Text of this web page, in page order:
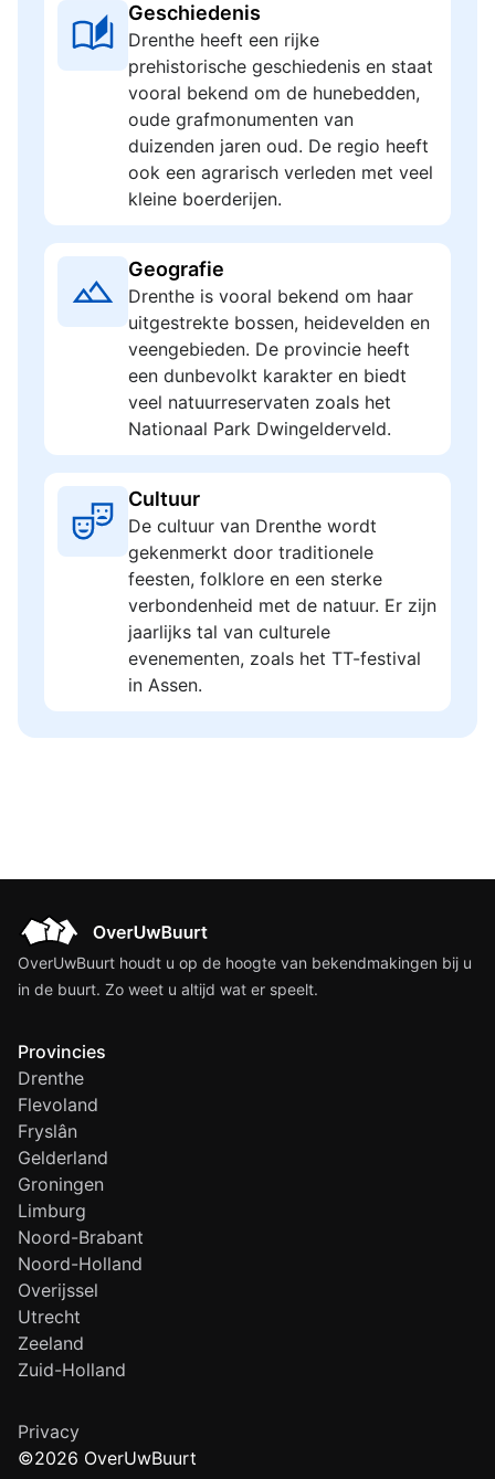
Geschiedenis
Drenthe heeft een rijke
prehistorische geschiedenis en staat
vooral bekend om de hunebedden,
oude grafmonumenten van
duizenden jaren oud. De regio heeft
ook een agrarisch verleden met veel
kleine boerderijen.
Geografie
Drenthe is vooral bekend om haar
uitgestrekte bossen, heidevelden en
veengebieden. De provincie heeft
een dunbevolkt karakter en biedt
veel natuurreservaten zoals het
Nationaal Park Dwingelderveld.
Cultuur
De cultuur van Drenthe wordt
gekenmerkt door traditionele
feesten, folklore en een sterke
verbondenheid met de natuur. Er zijn
jaarlijks tal van culturele
evenementen, zoals het TT-festival
in Assen.
OverUwBuurt houdt u op de hoogte van bekendmakingen bij u
in de buurt. Zo weet u altijd wat er speelt.
Provincies
Drenthe
Flevoland
Fryslân
Gelderland
Groningen
Limburg
Noord-Brabant
Noord-Holland
Overijssel
Utrecht
Zeeland
Zuid-Holland
Privacy
©2026 OverUwBuurt